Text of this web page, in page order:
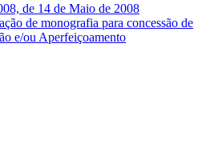
de 14 de Maio de 2008
de monografia para concessão de
e/ou Aperfeiçoamento